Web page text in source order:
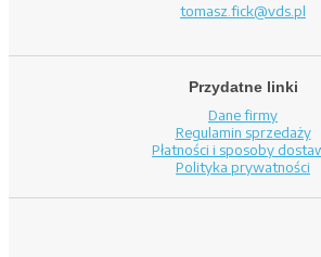
tomasz.fick@vds.pl
Przydatne linki
Dane firmy
Regulamin sprzedaży
Płatności i sposoby
Polityka prywatności